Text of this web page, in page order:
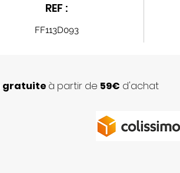
REF :
FF113D093
gratuite à partir de 59€ d'achat